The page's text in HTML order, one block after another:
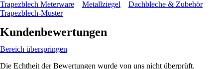
Trapezblech Meterware Metallziegel
Dachbleche & Zubehör
Trapezblech-Muster
Kundenbewertungen
Bereich überspringen
Die Echtheit der Bewertungen wurde von uns nicht überprüft.